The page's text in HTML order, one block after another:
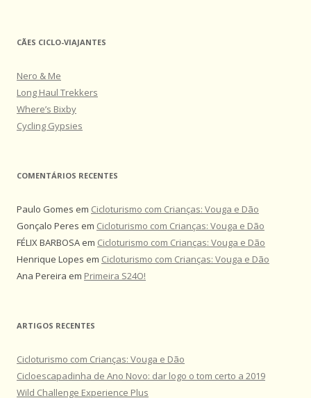
CÃES CICLO-VIAJANTES
Nero & Me
Long Haul Trekkers
Where’s Bixby
Cycling Gypsies
COMENTÁRIOS RECENTES
Paulo Gomes em Cicloturismo com Crianças: Vouga e Dão
Gonçalo Peres em Cicloturismo com Crianças: Vouga e Dão
FÉLIX BARBOSA em Cicloturismo com Crianças: Vouga e Dão
Henrique Lopes em Cicloturismo com Crianças: Vouga e Dão
Ana Pereira em Primeira S24O!
ARTIGOS RECENTES
Cicloturismo com Crianças: Vouga e Dão
Cicloescapadinha de Ano Novo: dar logo o tom certo a 2019
Wild Challenge Experience Plus